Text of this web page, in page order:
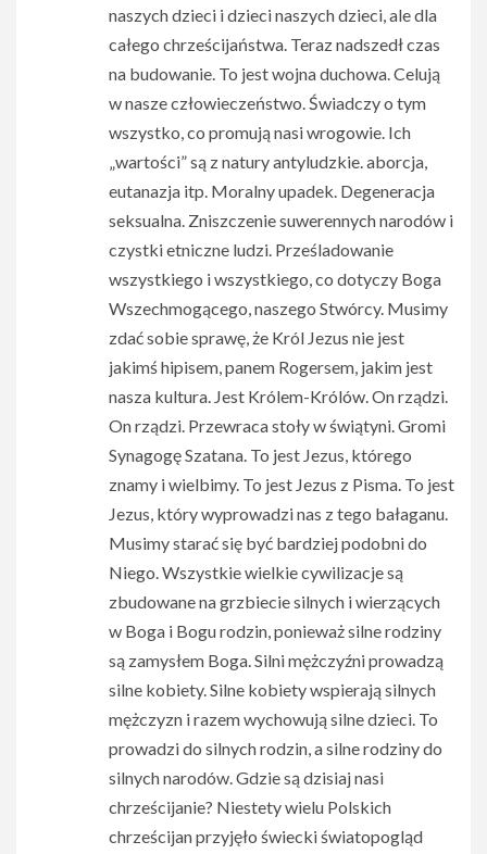
naszych dzieci i dzieci naszych dzieci, ale dla
całego chrześcijaństwa. Teraz nadszedł czas
na budowanie. To jest wojna duchowa. Celują
w nasze człowieczeństwo. Świadczy o tym
wszystko, co promują nasi wrogowie. Ich
„wartości” są z natury antyludzkie. aborcja,
eutanazja itp. Moralny upadek. Degeneracja
seksualna. Zniszczenie suwerennych narodów i
czystki etniczne ludzi. Prześladowanie
wszystkiego i wszystkiego, co dotyczy Boga
Wszechmogącego, naszego Stwórcy. Musimy
zdać sobie sprawę, że Król Jezus nie jest
jakimś hipisem, panem Rogersem, jakim jest
nasza kultura. Jest Królem-Królów. On rządzi.
On rządzi. Przewraca stoły w świątyni. Gromi
Synagogę Szatana. To jest Jezus, którego
znamy i wielbimy. To jest Jezus z Pisma. To jest
Jezus, który wyprowadzi nas z tego bałaganu.
Musimy starać się być bardziej podobni do
Niego. Wszystkie wielkie cywilizacje są
zbudowane na grzbiecie silnych i wierzących
w Boga i Bogu rodzin, ponieważ silne rodziny
są zamysłem Boga. Silni mężczyźni prowadzą
silne kobiety. Silne kobiety wspierają silnych
mężczyzn i razem wychowują silne dzieci. To
prowadzi do silnych rodzin, a silne rodziny do
silnych narodów. Gdzie są dzisiaj nasi
chrześcijanie? Niestety wielu Polskich
chrześcijan przyjęło świecki światopogląd